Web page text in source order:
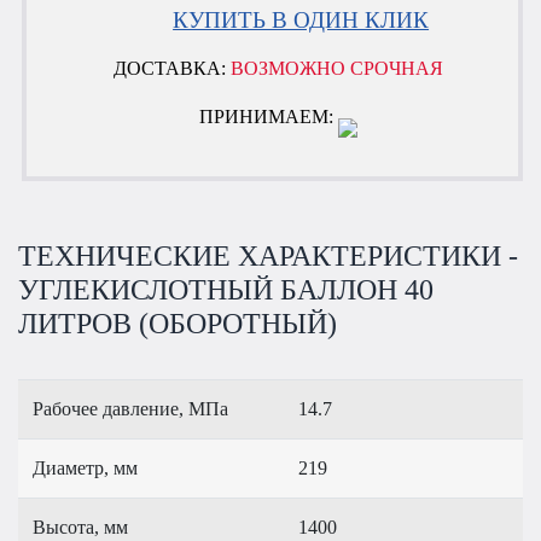
КУПИТЬ В ОДИН КЛИК
ДОСТАВКА:ВОЗМОЖНО СРОЧНАЯ
ПРИНИМАЕМ:
ТЕХНИЧЕСКИЕ ХАРАКТЕРИСТИКИ -
УГЛЕКИСЛОТНЫЙ БАЛЛОН 40
ЛИТРОВ (ОБОРОТНЫЙ)
Рабочее давление, МПа 14.7
Диаметр, мм 219
Высота, мм 1400